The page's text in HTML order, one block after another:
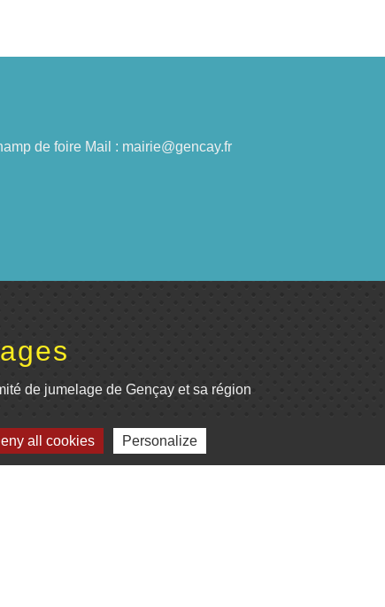
de foire Mail : mairie@gencay.fr
de jumelage de Gençay et sa région
all cookies Personalize